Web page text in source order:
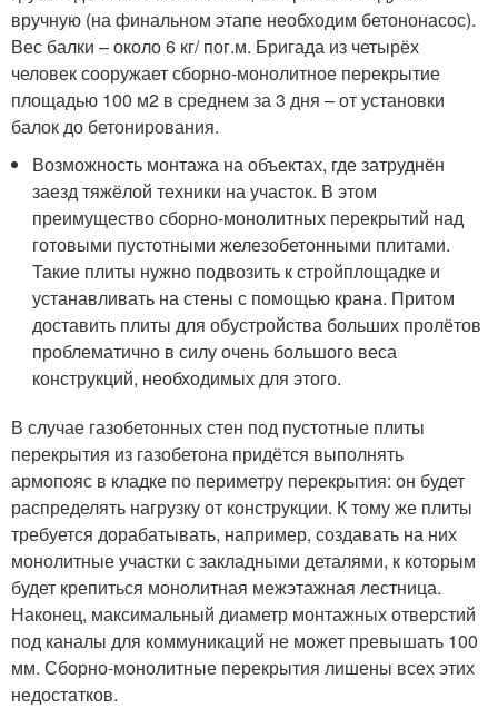
вручную (на финальном этапе необходим бетононасос).
Вес балки – около 6 кг/ пог.м. Бригада из четырёх
человек сооружает сборно-монолитное перекрытие
площадью 100 м2 в среднем за 3 дня – от установки
балок до бетонирования.
Возможность монтажа на объектах, где затруднён
заезд тяжёлой техники на участок. В этом
преимущество сборно-монолитных перекрытий над
готовыми пустотными железобетонными плитами.
Такие плиты нужно подвозить к стройплощадке и
устанавливать на стены с помощью крана. Притом
доставить плиты для обустройства больших пролётов
проблематично в силу очень большого веса
конструкций, необходимых для этого.
В случае газобетонных стен под пустотные плиты
перекрытия из газобетона придётся выполнять
армопояс в кладке по периметру перекрытия: он будет
распределять нагрузку от конструкции. К тому же плиты
требуется дорабатывать, например, создавать на них
монолитные участки с закладными деталями, к которым
будет крепиться монолитная межэтажная лестница.
Наконец, максимальный диаметр монтажных отверстий
под каналы для коммуникаций не может превышать 100
мм. Сборно-монолитные перекрытия лишены всех этих
недостатков.